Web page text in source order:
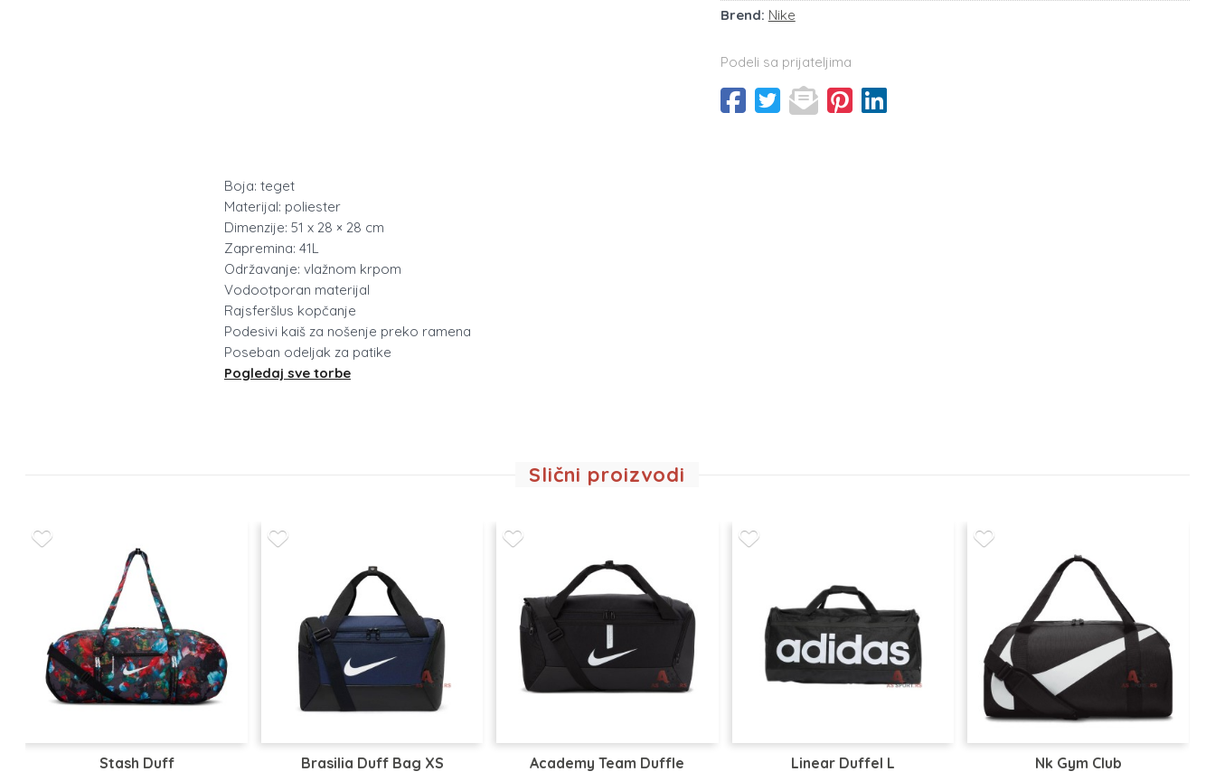
Brend: Nike
Podeli sa prijateljima
Boja: teget
Materijal: poliester
Dimenzije: 51 x 28 × 28 cm
Zapremina: 41L
Održavanje: vlažnom krpom
Vodootporan materijal
Rajsferšlus kopčanje
Podesivi kaiš za nošenje preko ramena
Poseban odeljak za patike
Pogledaj sve torbe
Slični proizvodi
Stash Duff Brasilia Duff Bag XS Academy Team Duffle Linear Duffel L Nk Gym Club